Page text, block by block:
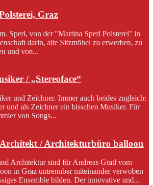
Graz
Sperl, von der "Martina Sperl Polsterei" in
darin, alte Sitzmöbel zu erwerben, zu
und von...
/ „Stereoface“
und Zeichner. Immer auch beides zugleich:
und als Zeichner ein bisschen Musiker. Für
von Songs...
/ Architekturbüro balloon
Architektur sind für Andreas Gratl vom
in Graz untrennbar miteinander verwoben
Ensemble bilden. Der innovative und...